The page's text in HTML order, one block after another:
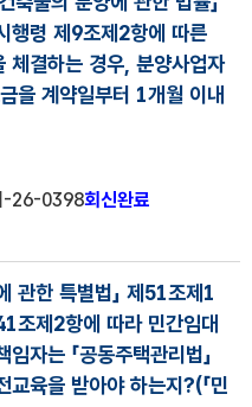
행령 제9조제2항에 따른
체결하는 경우, 분양사업자
을 계약일부터 1개월 이내
-26-0398회신완료
관한 특별법」 제51조제1
조제2항에 따라 민간임대
자는 「공동주택관리법」
교육을 받아야 하는지?(「민